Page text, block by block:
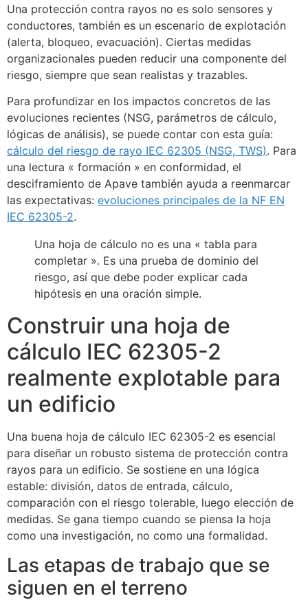
Una protección contra rayos no es solo sensores y
conductores, también es un escenario de explotación
(alerta, bloqueo, evacuación). Ciertas medidas
organizacionales pueden reducir una componente del
riesgo, siempre que sean realistas y trazables.
Para profundizar en los impactos concretos de las
evoluciones recientes (NSG, parámetros de cálculo,
lógicas de análisis), se puede contar con esta guía:
cálculo del riesgo de rayo IEC 62305 (NSG, TWS). Para
una lectura « formación » en conformidad, el
desciframiento de Apave también ayuda a reenmarcar
las expectativas: evoluciones principales de la NF EN
IEC 62305-2.
Una hoja de cálculo no es una « tabla para
completar ». Es una prueba de dominio del
riesgo, así que debe poder explicar cada
hipótesis en una oración simple.
Construir una hoja de
cálculo IEC 62305-2
realmente explotable para
un edificio
Una buena hoja de cálculo IEC 62305-2 es esencial
para diseñar un robusto sistema de protección contra
rayos para un edificio. Se sostiene en una lógica
estable: división, datos de entrada, cálculo,
comparación con el riesgo tolerable, luego elección de
medidas. Se gana tiempo cuando se piensa la hoja
como una investigación, no como una formalidad.
Las etapas de trabajo que se
siguen en el terreno